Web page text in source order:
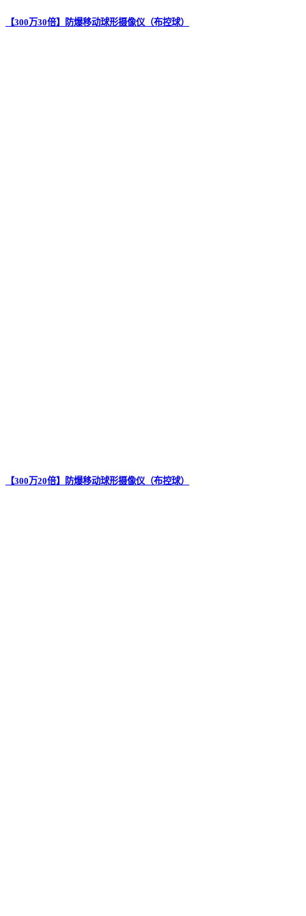
【300万30倍】防爆移动球形摄像仪（布控球）
【300万20倍】防爆移动球形摄像仪（布控球）